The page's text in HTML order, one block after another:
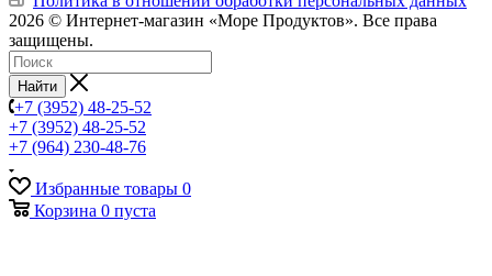
2026 © Интернет-магазин «Море Продуктов». Все права
защищены.
Найти
+7 (3952) 48-25-52
+7 (3952) 48-25-52
+7 (964) 230-48-76
Избранные товары 0
Корзина 0 пуста